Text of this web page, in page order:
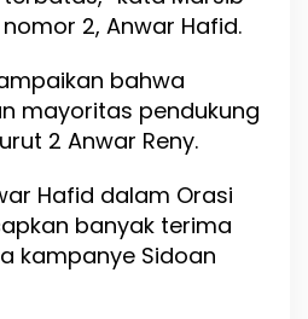
2, Anwar Hafid.
bahwa
mayoritas pendukung
2 Anwar Reny.
Hafid dalam Orasi
banyak terima
kampanye Sidoan